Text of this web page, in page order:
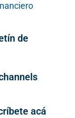
de
acá